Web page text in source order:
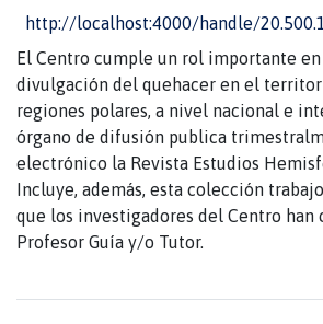
http://localhost:4000/handle/
El Centro cumple un rol importante
divulgación del quehacer en el
regiones polares, a nivel nacional e
órgano de difusión publica
electrónico la Revista Estudios
Incluye, además, esta colección
que los investigadores del Centro han
Profesor Guía y/o Tutor.